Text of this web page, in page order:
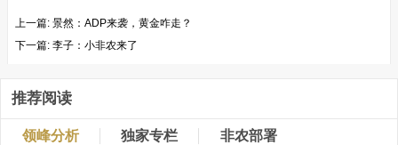
上一篇: 景然：ADP来袭，黄金咋走？
下一篇: 李子：小非农来了
推荐阅读
领峰分析 独家专栏 非农部署